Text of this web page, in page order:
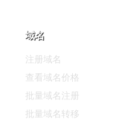
域名
注册域名
查看域名价格
批量域名注册
批量域名转移